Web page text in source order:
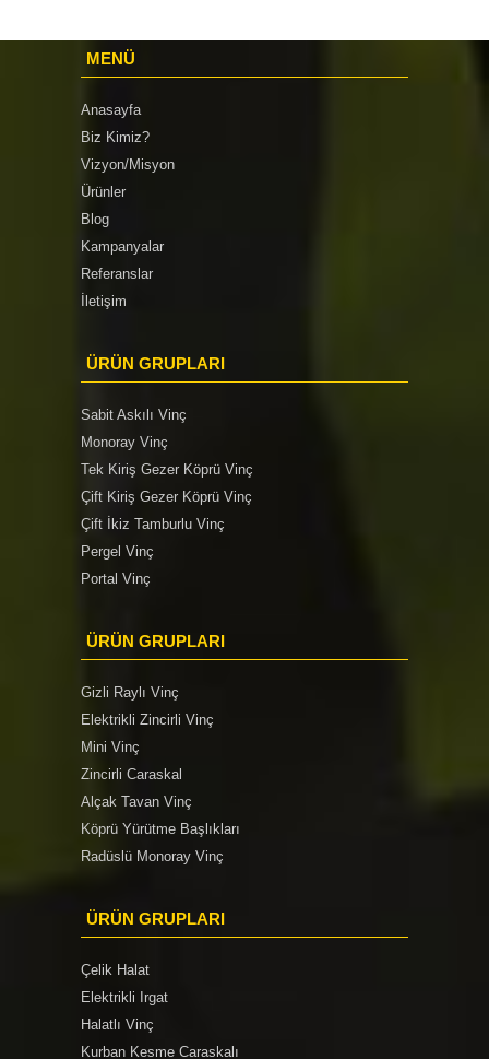
MENÜ
Anasayfa
Biz Kimiz?
Vizyon/Misyon
Ürünler
Blog
Kampanyalar
Referanslar
İletişim
ÜRÜN GRUPLARI
Sabit Askılı Vinç
Monoray Vinç
Tek Kiriş Gezer Köprü Vinç
Çift Kiriş Gezer Köprü Vinç
Çift İkiz Tamburlu Vinç
Pergel Vinç
Portal Vinç
ÜRÜN GRUPLARI
Gizli Raylı Vinç
Elektrikli Zincirli Vinç
Mini Vinç
Zincirli Caraskal
Alçak Tavan Vinç
Köprü Yürütme Başlıkları
Radüslü Monoray Vinç
ÜRÜN GRUPLARI
Çelik Halat
Elektrikli Irgat
Halatlı Vinç
Kurban Kesme Caraskalı